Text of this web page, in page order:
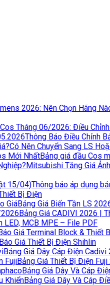
Tháng 06/2026: Điều Chỉnh
Thông Báo Điều Chỉnh
Có Nên Chuyển Sang LS
Bảng giá đầu Cos
Mitsubishi Tăng Giá
Thông báo áp dụng
Bị Điện
Bảng Giá Biến Tần LS
Bảng Giá CADIVI 2026 |
LED, MCB MPE – File PDF
Giá Terminal Block & Thiết
Giá Thiết Bị Điện Shihlin
Bảng Giá Dây Cáp Điện
Bảng Giá Thiết Bị Điện
Bảng Giá Dây Và Cáp
Bảng Giá Dây Và Cáp